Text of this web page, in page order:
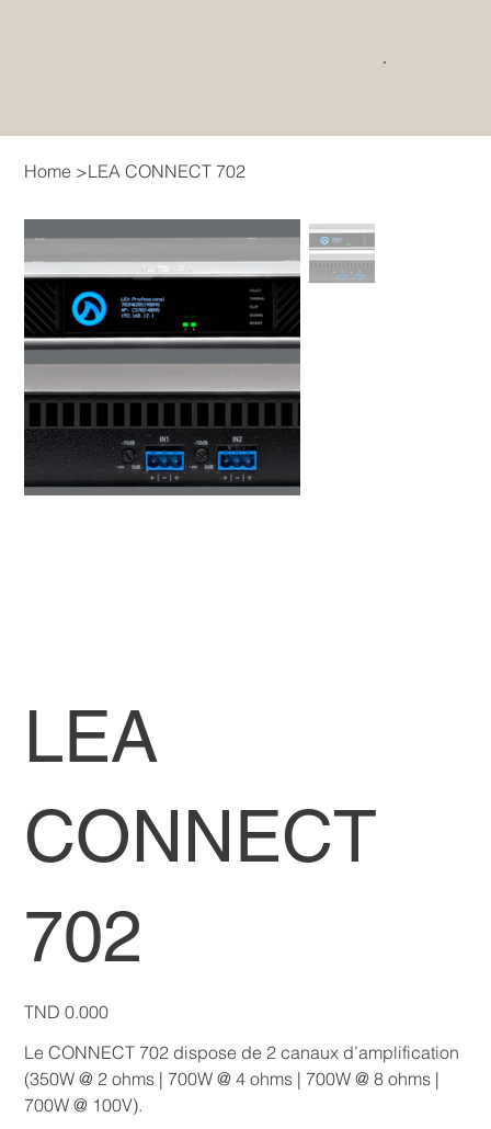
Home >LEA CONNECT 702
LEA
CONNECT
702
Price
TND 0.000
Le CONNECT 702 dispose de 2 canaux d’amplification
(350W @ 2 ohms | 700W @ 4 ohms | 700W @ 8 ohms |
700W @ 100V).